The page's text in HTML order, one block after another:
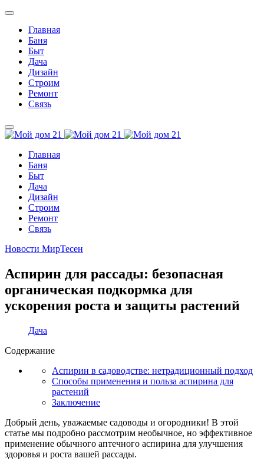
Главная
Баня
Быт
Дача
Дизайн
Строим
Ремонт
Связь
Главная
Баня
Быт
Дача
Дизайн
Строим
Ремонт
Связь
Новости МирТесен
Аспирин для рассады: безопасная
органическая подкормка для
ускорения роста и защиты растений
Дача
Содержание
Аспирин в садоводстве: нетрадиционный подход
Способы применения и польза аспирина для
растений
Заключение
Добрый день, уважаемые садоводы и огородники! В этой
статье мы подробно рассмотрим необычное, но эффективное
применение обычного аптечного аспирина для улучшения
здоровья и роста вашей рассады.